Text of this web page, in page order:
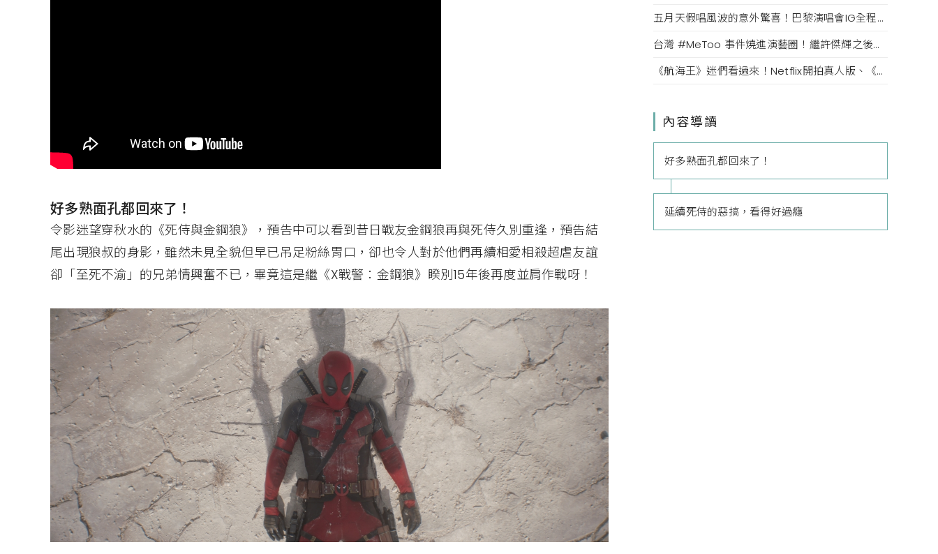
好多熟面孔都回來了！
令影迷望穿秋水的《死侍與金鋼狼》，預告中可以看到昔日戰友金鋼狼再與死侍久別重逢，預告結
尾出現狼叔的身影，雖然未見全貌但早已吊足粉絲胃口，卻也令人對於他們再續相愛相殺超虐友誼
卻「至死不渝」的兄弟情興奮不已，畢竟這是繼《X戰警：金鋼狼》睽別15年後再度並肩作戰呀！
五月天假唱風波的意外驚喜！巴黎演唱會IG全程三小時直播，廣邀五迷唱到天亮
台灣 #MeToo 事件燒進演藝圈！繼許傑輝之後，宥勝、黃子佼人設皆翻車，NONO先否認後承認並停止演藝工作
《航海王》迷們看過來！Netflix開拍真人版、《航海王劇場版：紅髮歌姬》上架愛奇藝
內容導讀
好多熟面孔都回來了！
延續死侍的惡搞，看得好過癮